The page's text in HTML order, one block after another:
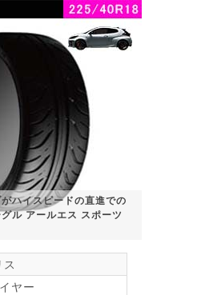
ハイスピードの直進での
ル アールエス スポーツ
ス
ヤー